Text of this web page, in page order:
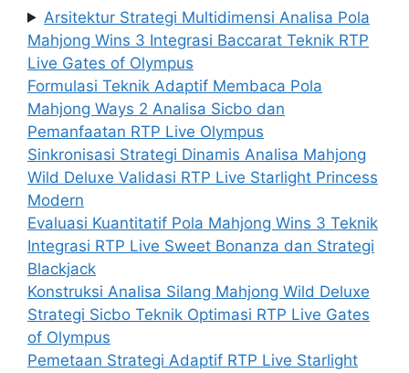
Arsitektur Strategi Multidimensi Analisa Pola
Mahjong Wins 3 Integrasi Baccarat Teknik RTP
Live Gates of Olympus
Formulasi Teknik Adaptif Membaca Pola
Mahjong Ways 2 Analisa Sicbo dan
Pemanfaatan RTP Live Olympus
Sinkronisasi Strategi Dinamis Analisa Mahjong
Wild Deluxe Validasi RTP Live Starlight Princess
Modern
Evaluasi Kuantitatif Pola Mahjong Wins 3 Teknik
Integrasi RTP Live Sweet Bonanza dan Strategi
Blackjack
Konstruksi Analisa Silang Mahjong Wild Deluxe
Strategi Sicbo Teknik Optimasi RTP Live Gates
of Olympus
Pemetaan Strategi Adaptif RTP Live Starlight